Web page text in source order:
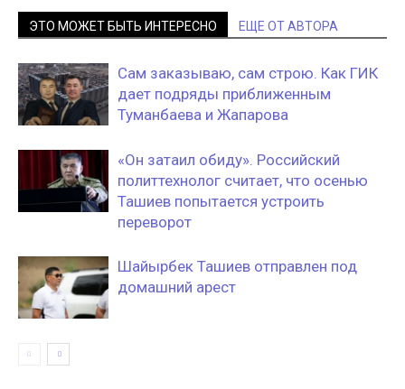
ЭТО МОЖЕТ БЫТЬ ИНТЕРЕСНО ЕЩЕ ОТ АВТОРА
Сам заказываю, сам строю. Как ГИК
дает подряды приближенным
Туманбаева и Жапарова
«Он затаил обиду». Российский
политтехнолог считает, что осенью
Ташиев попытается устроить
переворот
Шайырбек Ташиев отправлен под
домашний арест